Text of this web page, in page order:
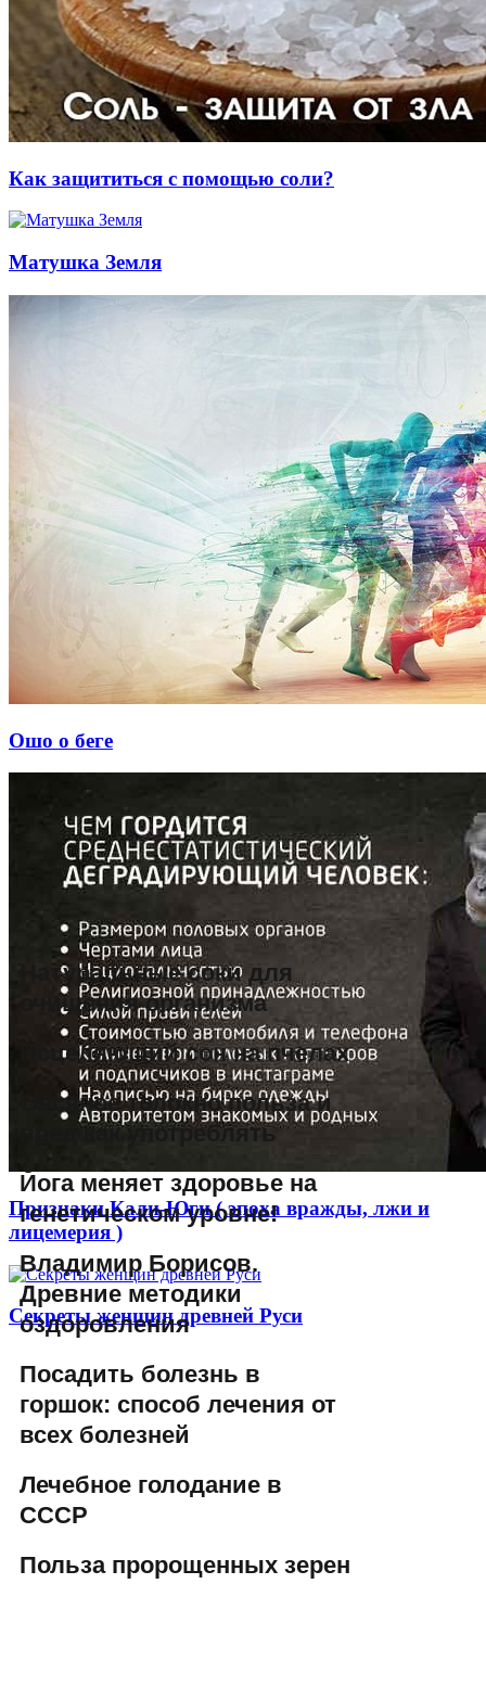
Натуральные соки для
очищения организма
Исцеляющий сон на пчелах
Овсяное толокно польза и
вред как употреблять
Йога меняет здоровье на
генетическом уровне!
Владимир Борисов.
Древние методики
оздоровления
Посадить болезнь в
горшок: способ лечения от
всех болезней
Лечебное голодание в
СССР
Польза пророщенных зерен
Как защититься с помощью соли?
Матушка Земля
Ошо о беге
Признаки Кали-Юги ( эпоха вражды, лжи и
лицемерия )
Секреты женщин древней Руси